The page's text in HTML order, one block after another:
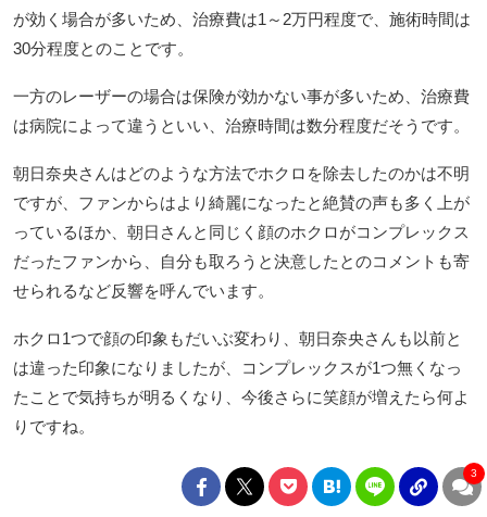
が効く場合が多いため、治療費は1～2万円程度で、施術時間は
30分程度とのことです。
一方のレーザーの場合は保険が効かない事が多いため、治療費
は病院によって違うといい、治療時間は数分程度だそうです。
朝日奈央さんはどのような方法でホクロを除去したのかは不明
ですが、ファンからはより綺麗になったと絶賛の声も多く上が
っているほか、朝日さんと同じく顔のホクロがコンプレックス
だったファンから、自分も取ろうと決意したとのコメントも寄
せられるなど反響を呼んでいます。
ホクロ1つで顔の印象もだいぶ変わり、朝日奈央さんも以前と
は違った印象になりましたが、コンプレックスが1つ無くなっ
たことで気持ちが明るくなり、今後さらに笑顔が増えたら何よ
りですね。
3